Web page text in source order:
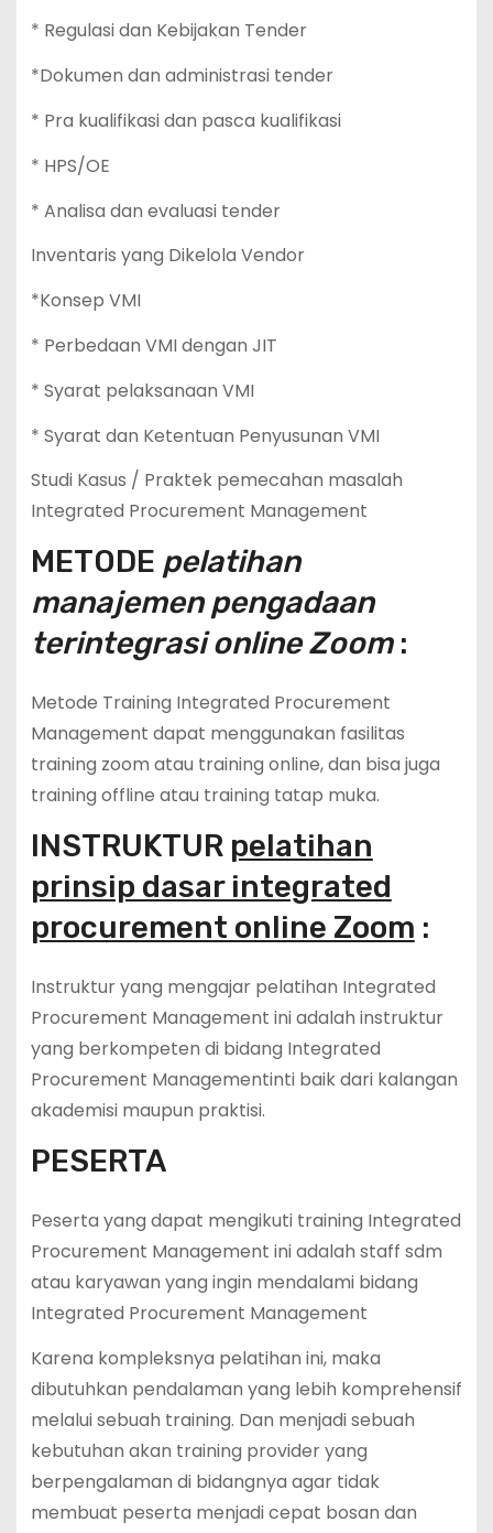
* Regulasi dan Kebijakan Tender
*Dokumen dan administrasi tender
* Pra kualifikasi dan pasca kualifikasi
* HPS/OE
* Analisa dan evaluasi tender
Inventaris yang Dikelola Vendor
*Konsep VMI
* Perbedaan VMI dengan JIT
* Syarat pelaksanaan VMI
* Syarat dan Ketentuan Penyusunan VMI
Studi Kasus / Praktek pemecahan masalah
Integrated Procurement Management
METODE pelatihan
manajemen pengadaan
terintegrasi online Zoom:
Metode Training Integrated Procurement
Management dapat menggunakan fasilitas
training zoom atau training online, dan bisa juga
training offline atau training tatap muka.
INSTRUKTUR pelatihan
prinsip dasar integrated
procurement online Zoom :
Instruktur yang mengajar pelatihan Integrated
Procurement Management ini adalah instruktur
yang berkompeten di bidang Integrated
Procurement Managementinti baik dari kalangan
akademisi maupun praktisi.
PESERTA
Peserta yang dapat mengikuti training Integrated
Procurement Management ini adalah staff sdm
atau karyawan yang ingin mendalami bidang
Integrated Procurement Management
Karena kompleksnya pelatihan ini, maka
dibutuhkan pendalaman yang lebih komprehensif
melalui sebuah training. Dan menjadi sebuah
kebutuhan akan training provider yang
berpengalaman di bidangnya agar tidak
membuat peserta menjadi cepat bosan dan